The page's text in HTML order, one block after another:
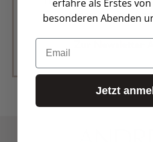
verpasse keine
erfahre als Erstes
besonderen Abenden
Email
Jetzt